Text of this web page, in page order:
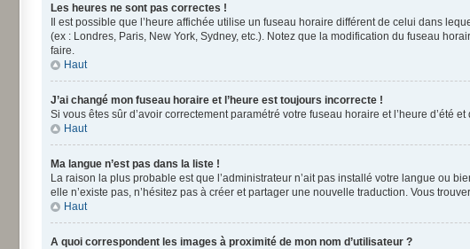
Les heures ne sont pas correctes !
Il est possible que l’heure affichée utilise un fuseau horaire différent de celui dans
(ex : Londres, Paris, New York, Sydney, etc.). Notez que la modification du fuseau
faire.
Haut
J’ai changé mon fuseau horaire et l’heure est toujours incorrecte !
Si vous êtes sûr d’avoir correctement paramétré votre fuseau horaire et l’heure d’été
Haut
Ma langue n’est pas dans la liste !
La raison la plus probable est que l’administrateur n’ait pas installé votre langue ou
elle n’existe pas, n’hésitez pas à créer et partager une nouvelle traduction. Vous
Haut
A quoi correspondent les images à proximité de mon nom d’utilisateur ?